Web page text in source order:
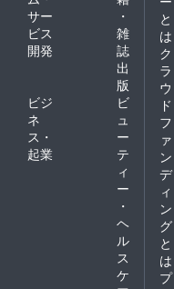
サー
ビス
開発
・
雑
誌
出
版
ビジ
ネ
ス・
起業
ビ
ュ
ー
テ
ィ
ー
・
ヘ
ル
ス
ケ
と
は
ク
ラ
ウ
ド
フ
ァ
ン
デ
ィ
ン
グ
と
は
プ